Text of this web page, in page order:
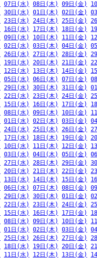
07日(水) 08日(木) 09日(金)
30日(水) 01日(木) 02日(金)
23日(水) 24日(木) 25日(金)
16日(水) 17日(木) 18日(金)
09日(水) 10日(木) 11日(金)
02日(水) 03日(木) 04日(金)
26日(水) 27日(木) 28日(金)
19日(水) 20日(木) 21日(金)
12日(水) 13日(木) 14日(金)
05日(水) 06日(木) 07日(金)
29日(水) 30日(木) 31日(金)
22日(水) 23日(木) 24日(金)
15日(水) 16日(木) 17日(金)
08日(水) 09日(木) 10日(金)
01日(水) 02日(木) 03日(金)
24日(水) 25日(木) 26日(金)
17日(水) 18日(木) 19日(金)
10日(水) 11日(木) 12日(金)
03日(水) 04日(木) 05日(金)
27日(水) 28日(木) 29日(金)
20日(水) 21日(木) 22日(金)
13日(水) 14日(木) 15日(金)
06日(水) 07日(木) 08日(金)
29日(水) 30日(木) 01日(金)
22日(水) 23日(木) 24日(金)
15日(水) 16日(木) 17日(金)
08日(水) 09日(木) 10日(金)
01日(水) 02日(木) 03日(金)
25日(水) 26日(木) 27日(金)
18日(水) 19日(木) 20日(金)
11日(水) 12日(木) 13日(金)